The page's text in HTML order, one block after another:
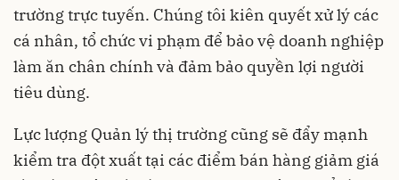
trường trực tuyến. Chúng tôi kiên quyết xử lý các
cá nhân, tổ chức vi phạm để bảo vệ doanh nghiệp
làm ăn chân chính và đảm bảo quyền lợi người
tiêu dùng.
Lực lượng Quản lý thị trường cũng sẽ đẩy mạnh
kiểm tra đột xuất tại các điểm bán hàng giảm giá